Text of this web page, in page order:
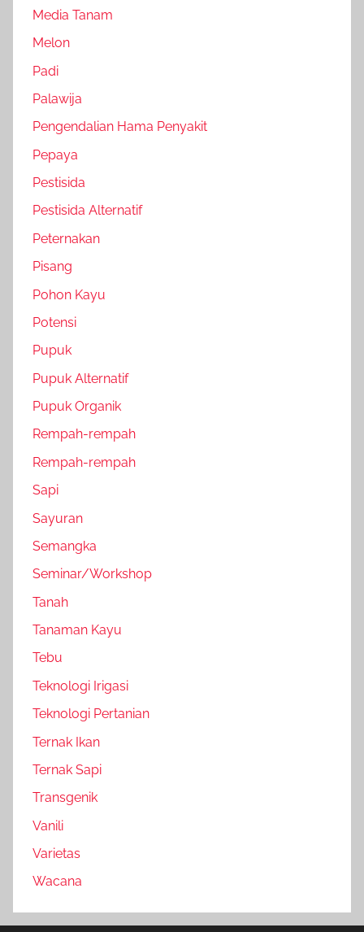
Media Tanam
Melon
Padi
Palawija
Pengendalian Hama Penyakit
Pepaya
Pestisida
Pestisida Alternatif
Peternakan
Pisang
Pohon Kayu
Potensi
Pupuk
Pupuk Alternatif
Pupuk Organik
Rempah-rempah
Rempah-rempah
Sapi
Sayuran
Semangka
Seminar/Workshop
Tanah
Tanaman Kayu
Tebu
Teknologi Irigasi
Teknologi Pertanian
Ternak Ikan
Ternak Sapi
Transgenik
Vanili
Varietas
Wacana